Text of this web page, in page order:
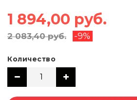
1 894,00 руб.
2 083,40 руб. -9%
Количество